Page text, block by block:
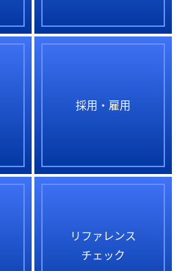
採用・雇用
リファレンス
チェック